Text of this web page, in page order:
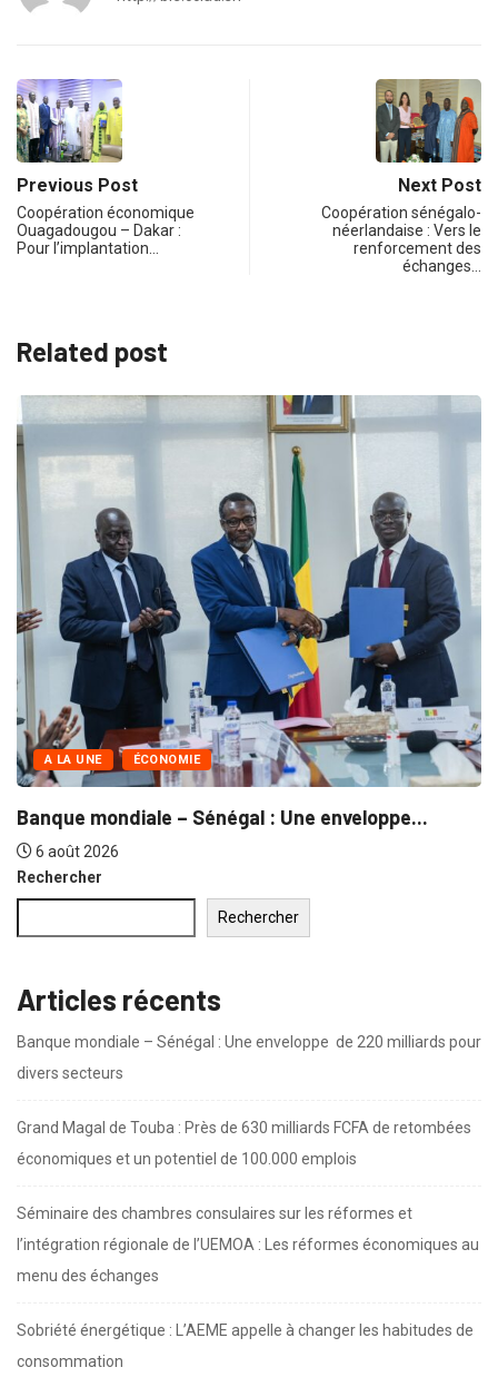
Previous Post
Coopération économique
Ouagadougou – Dakar :
Pour l’implantation…
Next Post
Coopération sénégalo-
néerlandaise : Vers le
renforcement des
échanges…
Related post
A LA UNE COMMERCE
Grand Magal de Touba : Près de...
30 juillet 2026
Rechercher
Rechercher
Articles récents
Banque mondiale – Sénégal : Une enveloppe de 220 milliards pour
divers secteurs
Grand Magal de Touba : Près de 630 milliards FCFA de retombées
économiques et un potentiel de 100.000 emplois
Séminaire des chambres consulaires sur les réformes et
l’intégration régionale de l’UEMOA : Les réformes économiques au
menu des échanges
Sobriété énergétique : L’AEME appelle à changer les habitudes de
consommation